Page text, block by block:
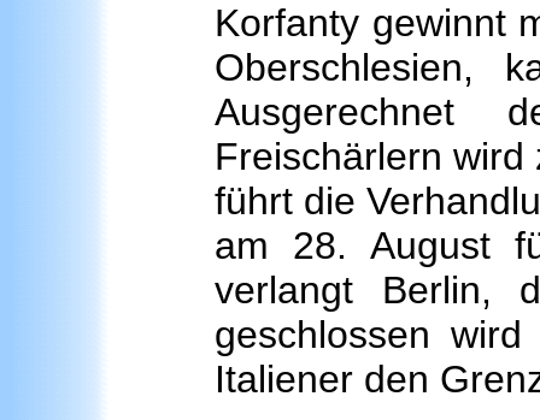
Korfanty gewinnt
Oberschlesien,
Ausgerechnet
Freischärlern
führt die
am 28. August
verlangt Berlin,
geschlossen
Italiener den